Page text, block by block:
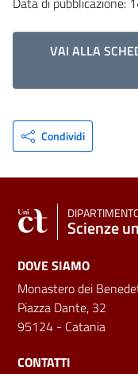
VAI ALLA
Condividi
Scienze
DOVE SIAMO
Monastero dei
Piazza Dante, 32
95124 - Catania
CONTATTI